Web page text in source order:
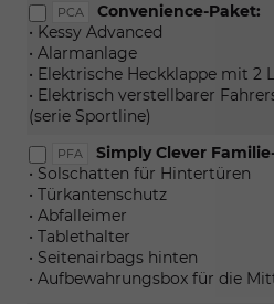
PCA
Convenience-Paket:
• Kessy Advanced
• Alarmanlage
• Elektrische Heckklappe mit 2
• Elektrisch verstellbarer
(serie Sportline)
PFA
Simply Clever
• Solschatten für Hintertüren
• Türkantenschutz
• Abfalleimer
• Tablethalter
• Seitenairbags hinten
• Aufbewahrungsbox für die